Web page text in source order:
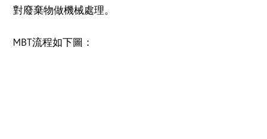
對廢棄物做機械處理。
MBT流程如下圖：